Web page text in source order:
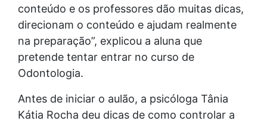
conteúdo e os professores dão muitas dicas,
direcionam o conteúdo e ajudam realmente
na preparação”, explicou a aluna que
pretende tentar entrar no curso de
Odontologia.
Antes de iniciar o aulão, a psicóloga Tânia
Kátia Rocha deu dicas de como controlar a